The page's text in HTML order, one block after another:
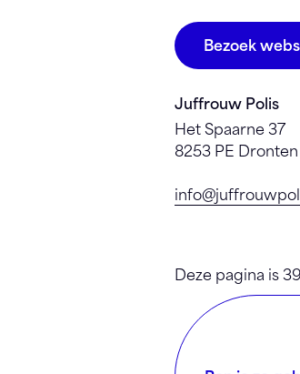
Bezoek
Juffrouw Polis
Het Spaarne 37
8253 PE Dronten
Deze pagina is